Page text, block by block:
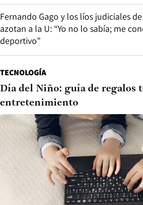
Fernando Gago y los líos judiciales
azotan a la U: “Yo no lo sabía; me
deportivo”
TECNOLOGÍA
Día del Niño: guía de regalos
entretenimiento